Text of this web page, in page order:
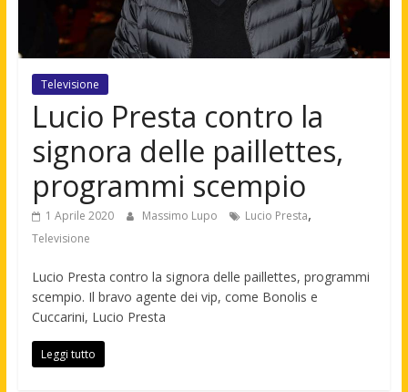
Televisione
Lucio Presta contro la
signora delle paillettes,
programmi scempio
1 Aprile 2020 Massimo Lupo Lucio Presta,
Televisione
Lucio Presta contro la signora delle paillettes, programmi
scempio. Il bravo agente dei vip, come Bonolis e
Cuccarini, Lucio Presta
Leggi tutto